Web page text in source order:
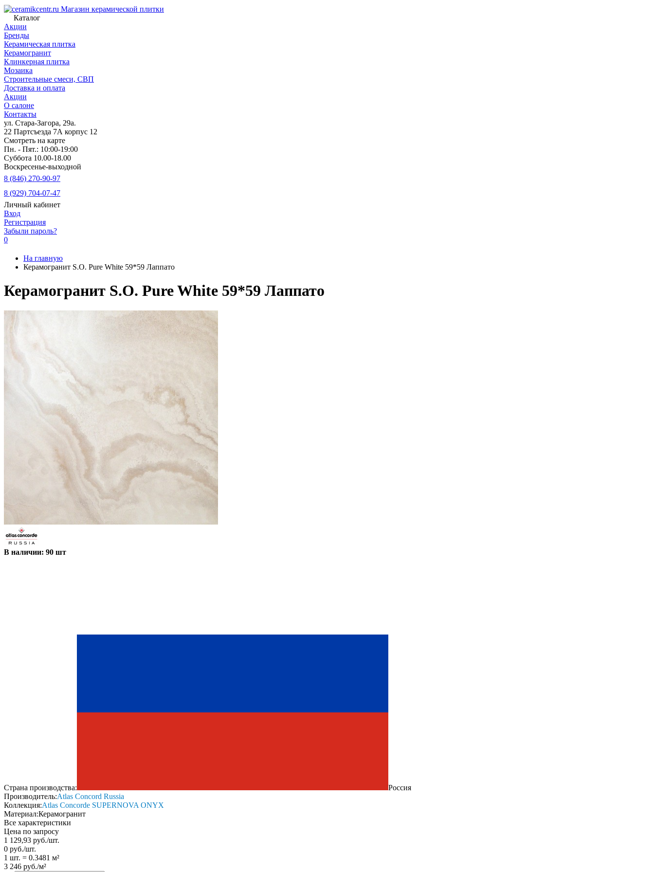
Магазин керамической плитки
Каталог
Акции
Бренды
Керамическая плитка
Керамогранит
Клинкерная плитка
Мозаика
Строительные смеси, СВП
Доставка и оплата
Акции
О салоне
Контакты
ул. Стара-Загора, 29а.
22 Партсъезда 7А корпус 12
Смотреть на карте
Пн. - Пят.: 10:00-19:00
Суббота 10.00-18.00
Воскресенье-выходной
8 (846) 270-90-97
8 (929) 704-07-47
Личный кабинет
Вход
Регистрация
Забыли пароль?
0
На главную
Керамогранит S.O. Pure White 59*59 Лаппато
Керамогранит S.O. Pure White 59*59 Лаппато
В наличии: 90 шт
Страна производства:
Россия
Производитель:Atlas Concord Russia
Коллекция:Atlas Concorde SUPERNOVA ONYX
Материал:Керамогранит
Все характеристики
Цена по запросу
1 129,93 руб./шт.
0 руб./шт.
1 шт. = 0.3481 м²
3 246 руб./м²